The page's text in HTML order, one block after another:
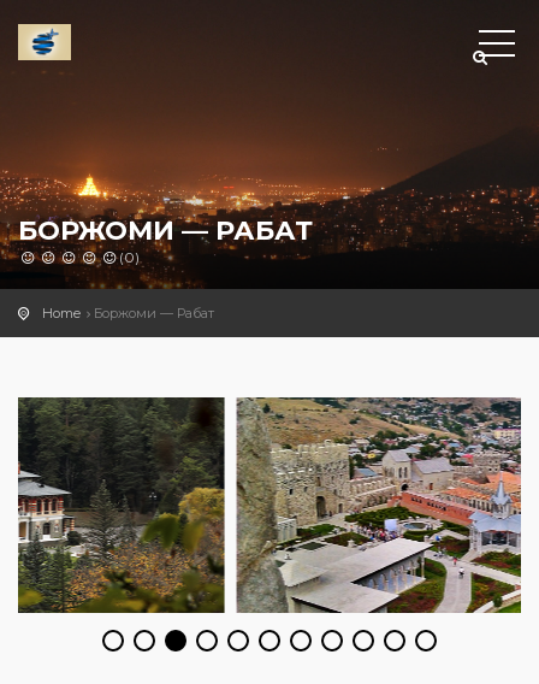
БОРЖОМИ — РАБАТ
(0)
Home Боржоми — Рабат